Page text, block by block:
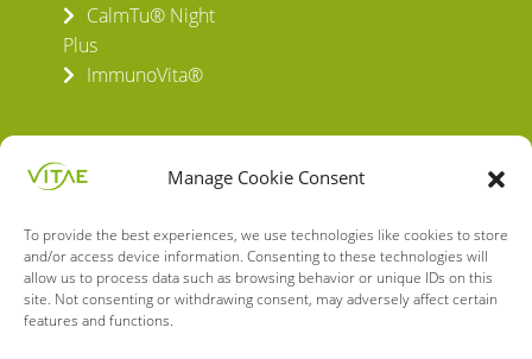
Manage Cookie Consent
To provide the best experiences, we use technologies like cookies to store
and/or access device information. Consenting to these technologies will
allow us to process data such as browsing behavior or unique IDs on this
site. Not consenting or withdrawing consent, may adversely affect certain
features and functions.
CalmTu® Night
Plus
ImmunoVita®
VITAE HEALTH INNOVATION S.L.
C/ Verneda del Congost, 5
08160 Montmeló Barcelona (España)